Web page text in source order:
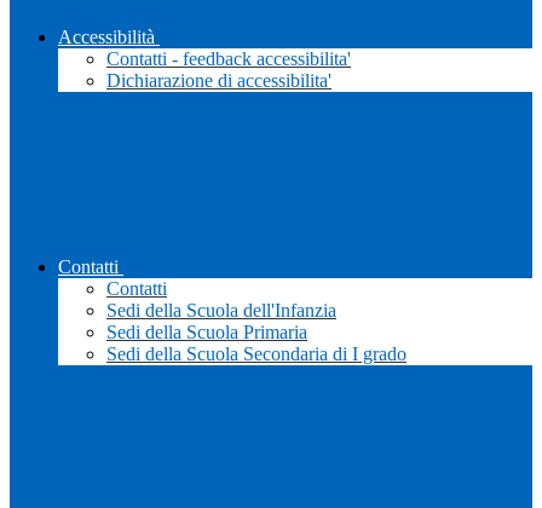
Accessibilità
Contatti - feedback accessibilita'
Dichiarazione di accessibilita'
Contatti
Contatti
Sedi della Scuola dell'Infanzia
Sedi della Scuola Primaria
Sedi della Scuola Secondaria di I grado